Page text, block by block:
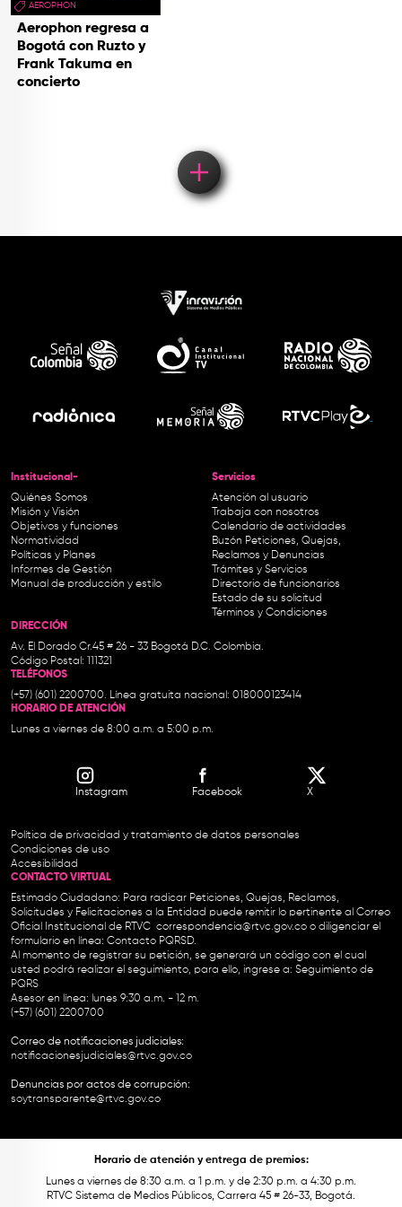
AEROPHON
Aerophon regresa a
Bogotá con Ruzto y
Frank Takuma en
concierto
Institucional-
Quiénes Somos
Misión y Visión
Objetivos y funciones
Normatividad
Políticas y Planes
Informes de Gestión
Manual de producción y estilo
Servicios
Atención al usuario
Trabaja con nosotros
Calendario de actividades
Buzón Peticiones, Quejas,
Reclamos y Denuncias
Trámites y Servicios
Directorio de funcionarios
Estado de su solicitud
Términos y Condiciones
DIRECCIÓN
Av. El Dorado Cr.45 # 26 - 33 Bogotá D.C. Colombia.
Código Postal: 111321
TELÉFONOS
(+57) (601) 2200700. Línea gratuita nacional: 018000123414
HORARIO DE ATENCIÓN
Lunes a viernes de 8:00 a.m. a 5:00 p.m.
Instagram Facebook X
Política de privacidad y tratamiento de datos personales
Condiciones de uso
Accesibilidad
CONTACTO VIRTUAL
Estimado Ciudadano: Para radicar Peticiones, Quejas, Reclamos,
Solicitudes y Felicitaciones a la Entidad puede remitir lo pertinente al Correo
Oficial Institucional de RTVC correspondencia@rtvc.gov.co o diligenciar el
formulario en línea: Contacto PQRSD.
Al momento de registrar su petición, se generará un código con el cual
usted podrá realizar el seguimiento, para ello, ingrese a: Seguimiento de
PQRS
Asesor en línea: lunes 9:30 a.m. - 12 m.
(+57) (601) 2200700
Correo de notificaciones judiciales:
notificacionesjudiciales@rtvc.gov.co
Denuncias por actos de corrupción:
soytransparente@rtvc.gov.co
Horario de atención y entrega de premios:
Lunes a viernes de 8:30 a.m. a 1 p.m. y de 2:30 p.m. a 4:30 p.m.
RTVC Sistema de Medios Públicos, Carrera 45 # 26-33, Bogotá.